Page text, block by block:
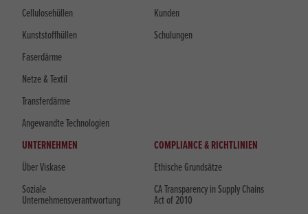
Cellulosehüllen
Kunststoffhüllen
Faserdärme
Netze & Textil
Transferdärme
Angewandte Technologien
Kunden
Schulungen
UNTERNEHMEN
Über Viskase
Soziale
Unternehmensverantwortung
COMPLIANCE & RICHTLINIEN
Ethische Grundsätze
CA Transparency in Supply Chains
Act of 2010